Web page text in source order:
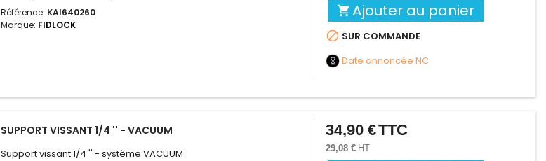
Référence: KAI640260
Marque: FIDLOCK
 Ajouter au panier
 SUR COMMANDE
Date annoncée NC
SUPPORT VISSANT 1/4 '' - VACUUM
Support vissant 1/4 '' - système VACUUM
Prix
34,90 €TTC
29,08 € HT